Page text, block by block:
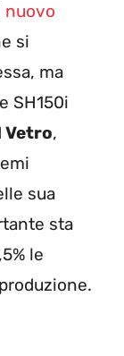
nuovo
si
ma
SH150i
Vetro,
sua
sta
le